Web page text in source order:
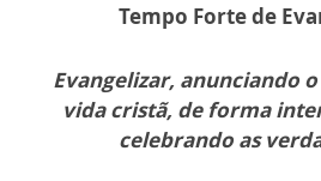
Tempo Forte de
Evangelizar, anunciando
vida cristã, de forma
celebrando as